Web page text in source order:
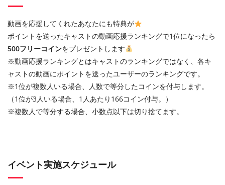
動画を応援してくれたあなたにも特典が
ポイントを送ったキャストの動画応援ランキングで1位になったら
500フリーコインをプレゼントします
※動画応援ランキングとはキャストのランキングではなく、各キ
ャストの動画にポイントを送ったユーザーのランキングです。
※1位が複数人いる場合、人数で等分したコインを付与します。
（1位が3人いる場合、1人あたり166コイン付与。）
※複数人で等分する場合、小数点以下は切り捨てます。
イベント実施スケジュール